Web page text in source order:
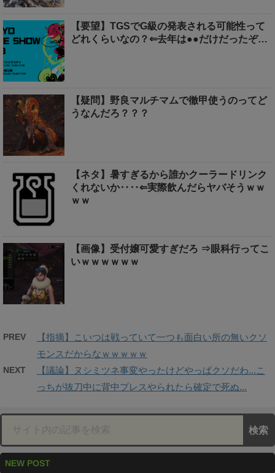
【要望】TGSでG級の発表される可能性って
どれくらいなの？⇐去年は●●だけだったぞ…
【疑問】野良マルチマムで徹甲使うのってど
うなんだろ？？？
【ネタ】暑すぎるから誰かクーラードリンク
くれないか‥‥⇐実際飲んだらヤバそうｗｗ
ｗｗ
【画像】受付嬢可愛すぎだろ ⇒眼科行ってこ
いｗｗｗｗｗｗ
PREV
【指摘】こいつは戦っていて一つも面白い所の無いクソ
モンスだからなｗｗｗｗｗ
NEXT
【議論】ヌシミツネ事変やったけどやっぱクソだわ...こ
っちが抜刀中に背中プレスやられたら確定で死ぬ...
NEW POST